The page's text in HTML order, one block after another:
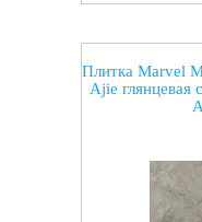
Плитка Marvel
Ajie